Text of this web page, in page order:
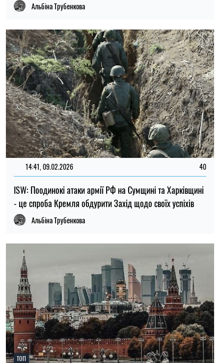
Альбіна Трубенкова
14:41, 09.02.2026 40
ISW: Поодинокі атаки армії РФ на Сумщині та Харківщині
- це спроба Кремля обдурити Захід щодо своїх успіхів
Альбіна Трубенкова
ТОП